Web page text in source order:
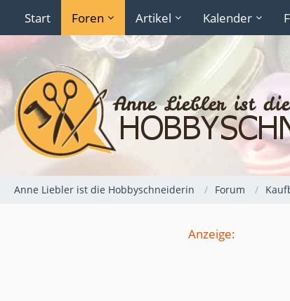
Start Foren Artikel Kalender
Anne Liebler ist die Hobbyschneiderin Forum
Anzeige: